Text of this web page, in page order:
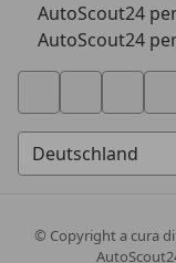
AutoScout24
AutoScout24
© Copyrighta cura